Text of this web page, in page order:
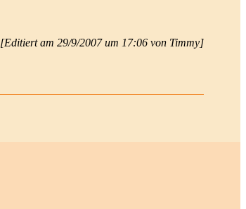
[Editiert am 29/9/2007 um 17:06 von Timmy]